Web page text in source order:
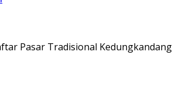
Pasar Tradisional Kedungkandang